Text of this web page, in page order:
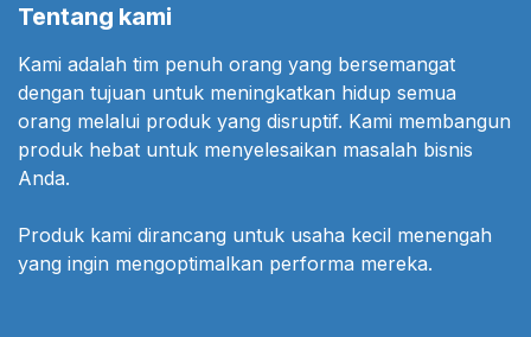
Tentang kami
Kami adalah tim penuh orang yang bersemangat
dengan tujuan untuk meningkatkan hidup semua
orang melalui produk yang disruptif. Kami membangun
produk hebat untuk menyelesaikan masalah bisnis
Anda.
Produk kami dirancang untuk usaha kecil menengah
yang ingin mengoptimalkan performa mereka.